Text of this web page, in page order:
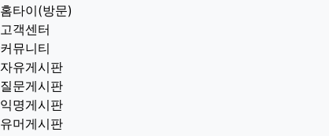
홈타이(방문)
고객센터
커뮤니티
자유게시판
질문게시판
익명게시판
유머게시판